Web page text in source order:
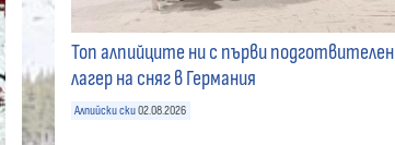
Топ алпийците ни с първи подготвителен
лагер на сняг в Германия
Алпийски ски 02.08.2026